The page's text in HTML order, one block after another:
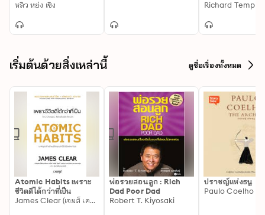
หลิว หย่ง เชิง Richard Templar
เริ่มต้นด้วยสิ่งเหล่านี้ ดูชื่อเรื่องทั้งหมด
Atomic Habits เพราะ
ชีวิตดีได้กว่าที่เป็น
James Clear (เจมส์ เคลียร์)
พ่อรวยสอนลูก : Rich
Dad Poor Dad
Robert T. Kiyosaki
ปราชญ์แห่งธนู
Paulo Coelho